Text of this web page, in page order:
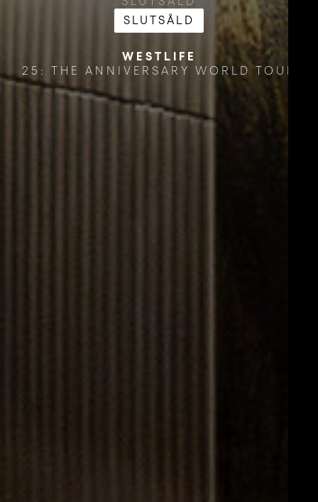
SLUTSÅLD
WESTLIFE
25: THE ANNIVERSARY WORLD TOUR